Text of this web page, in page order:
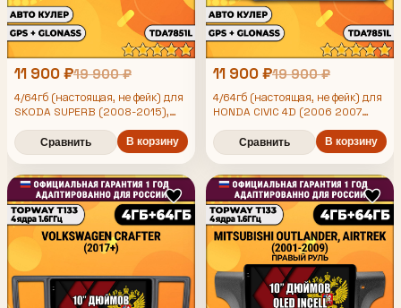
11 900 ₽19 900 ₽
4/64гб (настоящая, не фейк) для
SKODA SUPERB (2008-2015),
Android магнитола с
усилителем TDA7851
Сравнить В корзину
11 900 ₽19 900 ₽
4/64гб (настоящая, не фейк) для
HONDA CIVIC 4D (2006 2007
Хонда Цивик, Android магнитола
с усилителем TDA7851
Сравнить В корзину